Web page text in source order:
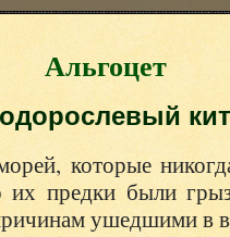
Альгоцет
кит
которые
их предки были
ушедшими в